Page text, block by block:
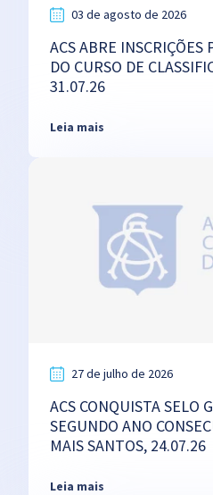
03 de agosto de 2026
ACS ABRE INSCRIÇÕES
DO CURSO DE
31.07.26
Leia mais
27 de julho de 2026
ACS CONQUISTA SELO
SEGUNDO ANO
MAIS SANTOS, 24.07.26
Leia mais